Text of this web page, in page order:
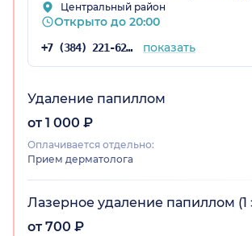
Центральный район
Открыто до 20:00
+7 (384) 221-62-95 показать
Удаление папиллом
от 1 000 ₽
Оплачивается отдельно:
Прием дерматолога
Лазерное удаление папиллом (1
от 700 ₽